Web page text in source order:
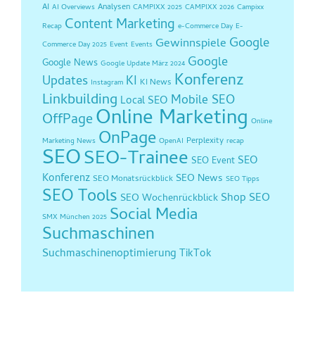
AI AI Overviews Analysen CAMPIXX 2025 CAMPIXX 2026 Campixx
Recap Content Marketing e-Commerce Day E-
Commerce Day 2025 Event Events Gewinnspiele Google
Google News Google Update März 2024 Google
Updates Instagram KI KI News Konferenz
Linkbuilding Local SEO Mobile SEO
OffPageOnline Marketing Online
Marketing News OnPage OpenAI Perplexity recap
SEOSEO-Trainee SEO Event SEO
Konferenz SEO Monatsrückblick SEO News SEO Tipps
SEO Tools SEO Wochenrückblick Shop SEO
SMX München 2025 Social Media
Suchmaschinen
Suchmaschinenoptimierung TikTok